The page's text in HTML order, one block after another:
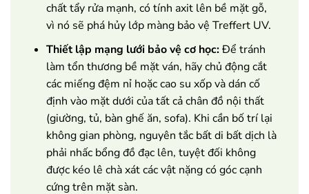
chất tẩy rửa mạnh, có tính axit lên bề mặt gỗ,
vì nó sẽ phá hủy lớp màng bảo vệ Treffert UV.
Thiết lập mạng lưới bảo vệ cơ học:Để tránh
làm tổn thương bề mặt ván, hãy chủ động cắt
các miếng đệm nỉ hoặc cao su xốp và dán cố
định vào mặt dưới của tất cả chân đồ nội thất
(giường, tủ, bàn ghế ăn, sofa). Khi cần bố trí lại
không gian phòng, nguyên tắc bất di bất dịch là
phải nhấc bổng đồ đạc lên, tuyệt đối không
được kéo lê chà xát các vật nặng có góc cạnh
cứng trên mặt sàn.